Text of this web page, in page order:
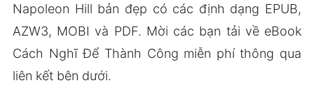
Napoleon Hill bản đẹp có các định dạng EPUB,
AZW3, MOBI và PDF. Mời các bạn tải về eBook
Cách Nghĩ Để Thành Công miễn phí thông qua
liên kết bên dưới.